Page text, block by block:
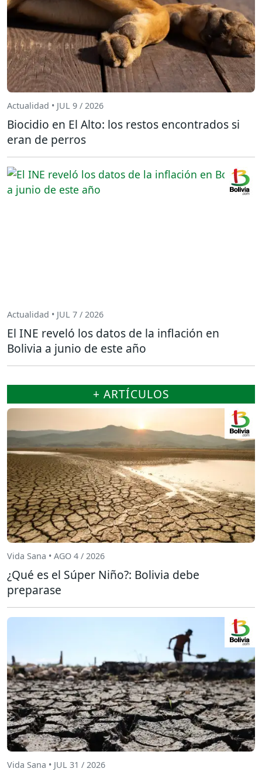
Actualidad • JUL 9 / 2026
Biocidio en El Alto: los restos encontrados si
eran de perros
Actualidad • JUL 7 / 2026
El INE reveló los datos de la inflación en
Bolivia a junio de este año
+ ARTÍCULOS
Vida Sana • AGO 4 / 2026
¿Qué es el Súper Niño?: Bolivia debe
preparase
Vida Sana • JUL 31 / 2026